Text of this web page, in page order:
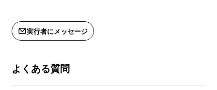
実行者にメッセージ
よくある質問